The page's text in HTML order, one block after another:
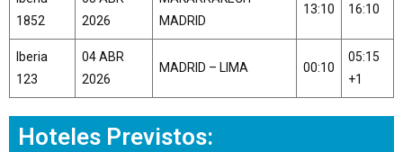
1852
2026
MADRID
13:10 16:10
Iberia
123
04 ABR
2026
MADRID – LIMA 00:10
05:15
+1
Hoteles Previstos: